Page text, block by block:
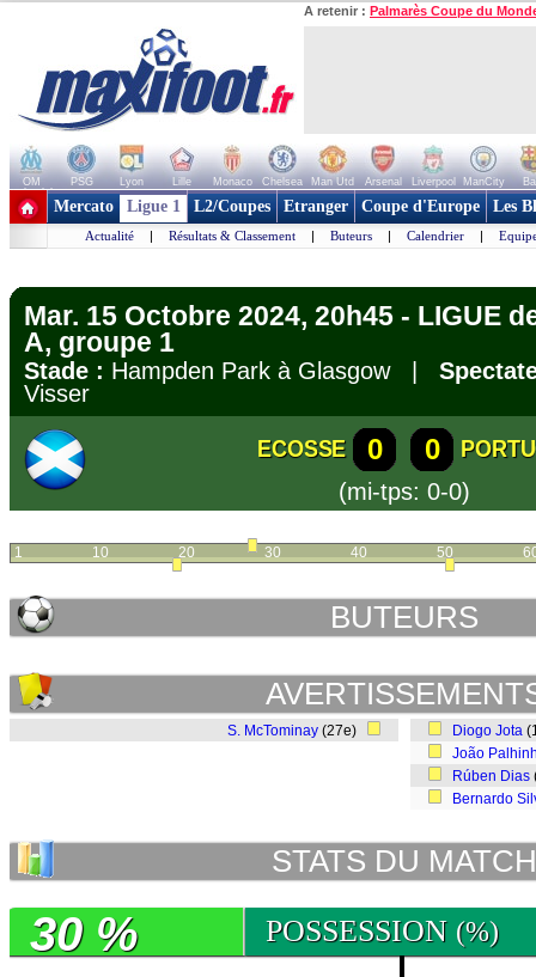
A retenir : Palmarès Coupe du
OM PSG Lyon Lille Monaco Chelsea Man Utd Arsenal Liverpool ManCity
+ de clubs
Mercato Ligue 1 L2/Coupes Etranger Coupe d'Europe Les
Actualité | Résultats & Classement | Buteurs | Calendrier |
Mar. 15 Octobre 2024, 20h45 - LIGUE
A, groupe 1
Stade : Hampden Park à Glasgow |
Visser
ECOSSE 0 0
(mi-tps: 0-0)
1 10 20 30 40 50
BUTEURS
S. McTominay (27e) Diogo Jota
João
Rúben Dias
Bernardo
STATS DU MATCH
POSSESSION (%)
30 %